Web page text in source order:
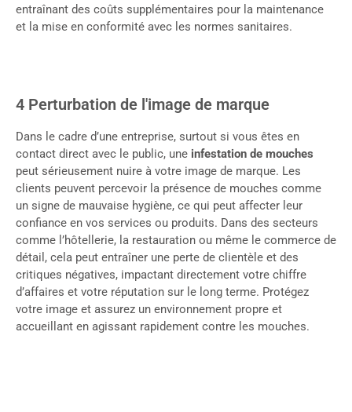
entraînant des coûts supplémentaires pour la maintenance
et la mise en conformité avec les normes sanitaires.
4 Perturbation de l'image de marque
Dans le cadre d’une entreprise, surtout si vous êtes en
contact direct avec le public, une infestation de mouches
peut sérieusement nuire à votre image de marque. Les
clients peuvent percevoir la présence de mouches comme
un signe de mauvaise hygiène, ce qui peut affecter leur
confiance en vos services ou produits. Dans des secteurs
comme l’hôtellerie, la restauration ou même le commerce de
détail, cela peut entraîner une perte de clientèle et des
critiques négatives, impactant directement votre chiffre
d’affaires et votre réputation sur le long terme. Protégez
votre image et assurez un environnement propre et
accueillant en agissant rapidement contre les mouches.